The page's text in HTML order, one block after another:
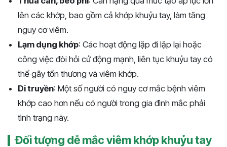
lên các khớp, bao gồm cả khớp khuỷu tay, làm tăng
nguy cơ viêm.
Lạm dụng khớp: Các hoạt động lặp đi lặp lại hoặc
công việc đòi hỏi cử động mạnh, liên tục khuỷu tay có
thể gây tổn thương và viêm khớp.
Di truyền: Một số người có nguy cơ mắc bệnh viêm
khớp cao hơn nếu có người trong gia đình mắc phải
tình trạng này.
Đối tượng dễ mắc viêm khớp khuỷu tay